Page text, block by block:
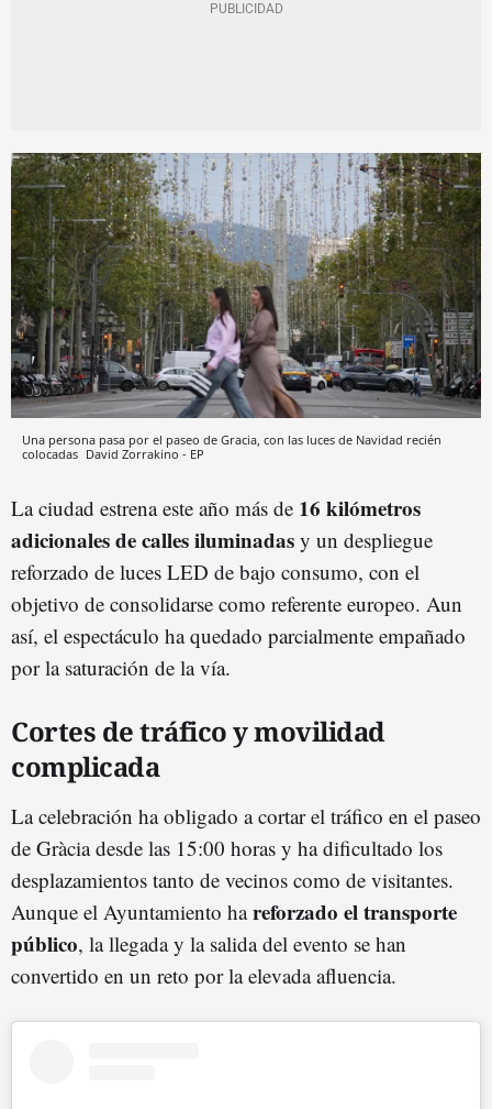
Una persona pasa por el paseo de Gracia, con las luces de Navidad recién
colocadas David Zorrakino - EP
La ciudad estrena este año más de 16 kilómetros
adicionales de calles iluminadas y un despliegue
reforzado de luces LED de bajo consumo, con el
objetivo de consolidarse como referente europeo. Aun
así, el espectáculo ha quedado parcialmente empañado
por la saturación de la vía.
Cortes de tráfico y movilidad
complicada
La celebración ha obligado a cortar el tráfico en el paseo
de Gràcia desde las 15:00 horas y ha dificultado los
desplazamientos tanto de vecinos como de visitantes.
Aunque el Ayuntamiento hareforzado el transporte
público, la llegada y la salida del evento se han
convertido en un reto por la elevada afluencia.